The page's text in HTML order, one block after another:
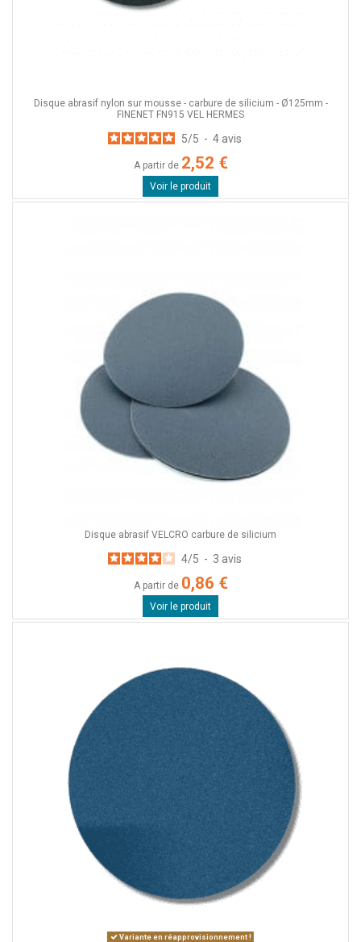
Disque abrasif nylon sur mousse - carbure de silicium - Ø125mm -
FINENET FN915 VEL HERMES
5/5 - 4 avis
A partir de 2,52 €
Voir le produit
Disque abrasif VELCRO carbure de silicium
4/5 - 3 avis
A partir de 0,86 €
Voir le produit
Variante en réapprovisionnement !